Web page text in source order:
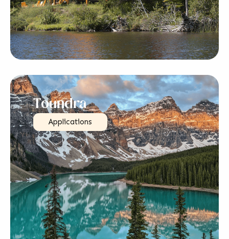
Toundra
Applications